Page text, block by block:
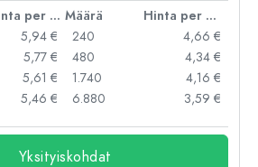
Hinta per kpl Määrä
Hinta per kpl
5,94 €
5,77 €
5,61 €
5,46 €
240
4,66 €
480
4,34 €
1.740
4,16 €
6.880
3,59 €
Yksityiskohdat